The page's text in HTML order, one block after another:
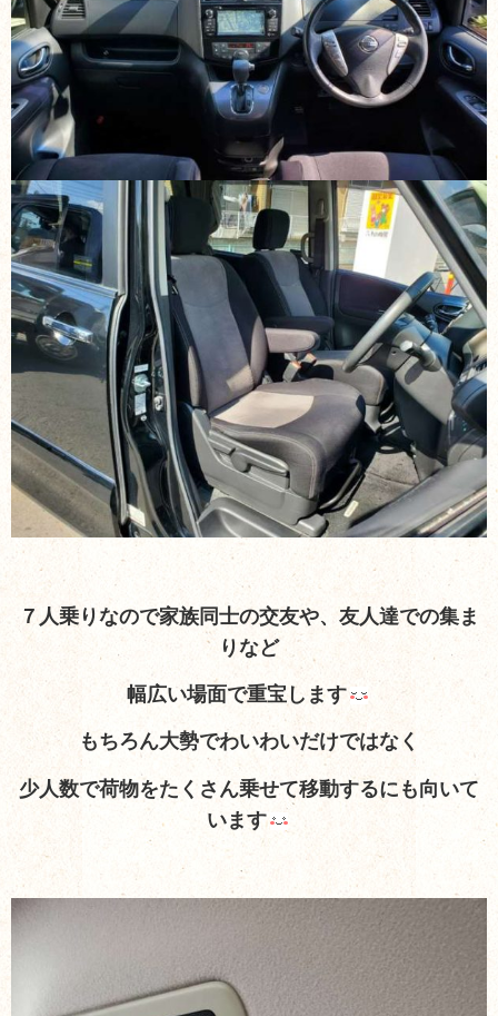
７人乗りなので家族同士の交友や、友人達での集ま
りなど
幅広い場面で重宝します
もちろん大勢でわいわいだけではなく
少人数で荷物をたくさん乗せて移動するにも向いて
います